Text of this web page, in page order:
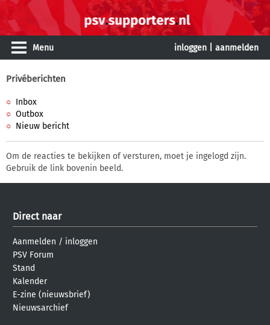
Menu inloggen aanmelden
Privéberichten
Inbox
Outbox
Nieuw bericht
Om de reacties te bekijken of versturen, moet je ingelogd zijn.
Gebruik de link bovenin beeld.
Direct naar
Aanmelden / inloggen
PSV Forum
Stand
Kalender
E-zine (nieuwsbrief)
Nieuwsarchief